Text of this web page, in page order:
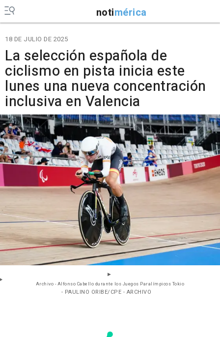
notimérica
18 DE JULIO DE 2025
La selección española de
ciclismo en pista inicia este
lunes una nueva concentración
inclusiva en Valencia
Archivo - Alfonso Cabello durante los Juegos Paralímpicos Tokio
- PAULINO ORIBE/CPE - ARCHIVO